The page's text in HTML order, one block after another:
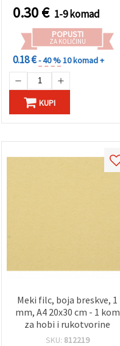
0.30€ 1-9 komad
POPUSTI
ZA KOLIČINU
0.18 €- 40 %10 komad +
KUPI
Meki filc, boja breskve, 1
mm, A4 20x30 cm - 1 kom
za hobi i rukotvorine
SKU: 812219